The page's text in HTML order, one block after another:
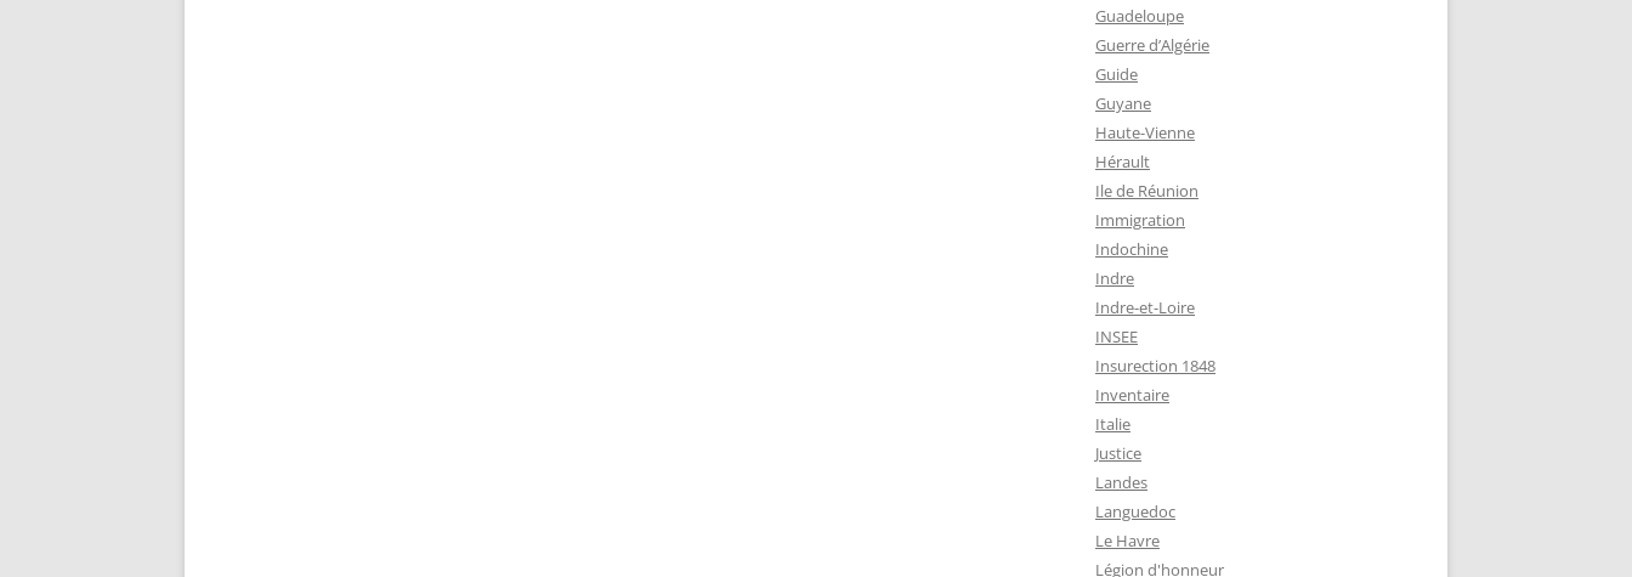
Guadeloupe
Guerre d’Algérie
Guide
Guyane
Haute-Vienne
Hérault
Ile de Réunion
Immigration
Indochine
Indre
Indre-et-Loire
INSEE
Insurection 1848
Inventaire
Italie
Justice
Landes
Languedoc
Le Havre
Légion d'honneur